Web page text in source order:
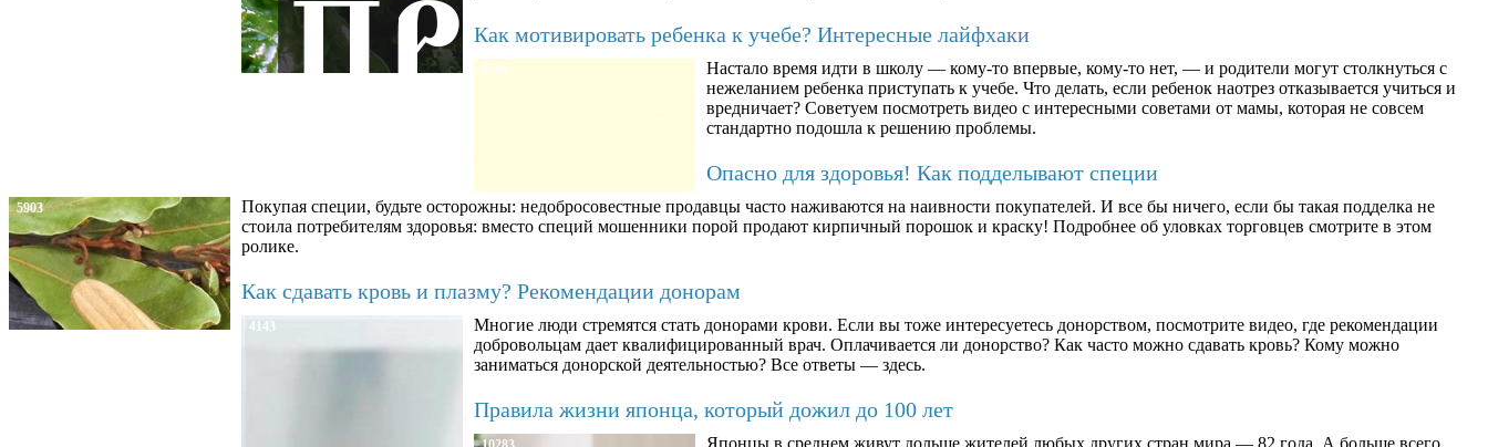
Как мотивировать ребенка к учебе? Интересные лайфхаки
8780
Настало время идти в школу — кому-то впервые, кому-то нет, — и родители могут столкнуться с
нежеланием ребенка приступать к учебе. Что делать, если ребенок наотрез отказывается учиться и
вредничает? Советуем посмотреть видео с интересными советами от мамы, которая не совсем
стандартно подошла к решению проблемы.
Опасно для здоровья! Как подделывают специи
5903
Покупая специи, будьте осторожны: недобросовестные продавцы часто наживаются на наивности покупателей. И все бы ничего, если бы такая подделка не
стоила потребителям здоровья: вместо специй мошенники порой продают кирпичный порошок и краску! Подробнее об уловках торговцев смотрите в этом
ролике.
Как сдавать кровь и плазму? Рекомендации донорам
4143
Многие люди стремятся стать донорами крови. Если вы тоже интересуетесь донорством, посмотрите видео, где рекомендации
добровольцам дает квалифицированный врач. Оплачивается ли донорство? Как часто можно сдавать кровь? Кому можно
заниматься донорской деятельностью? Все ответы — здесь.
Правила жизни японца, который дожил до 100 лет
Японцы в среднем живут дольше жителей любых других стран мира — 82 года. А больше всего